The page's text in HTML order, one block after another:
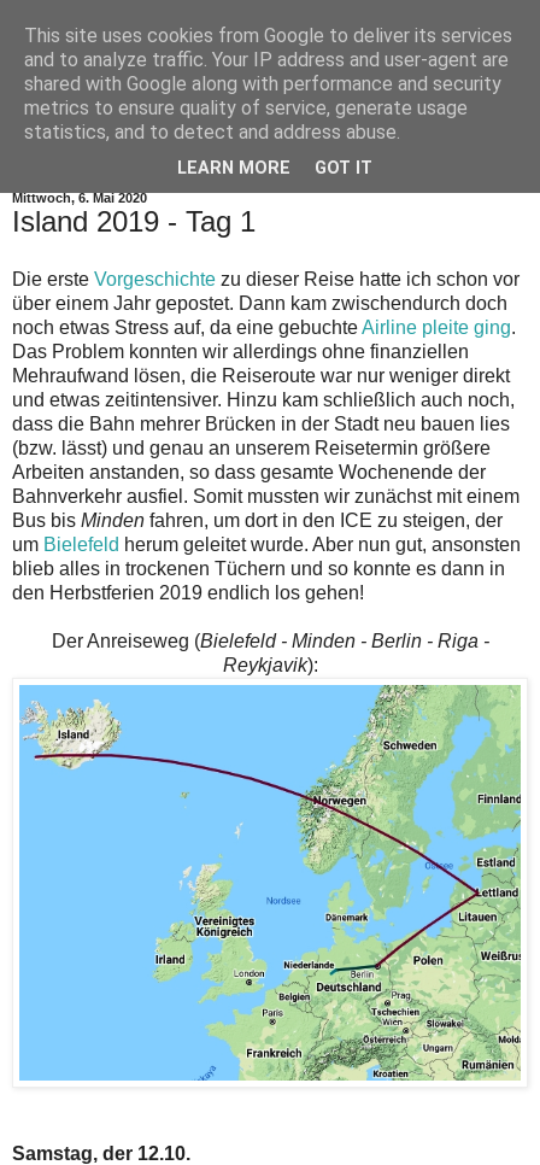
Mittwoch, 6. Mai 2020
Island 2019 - Tag 1
Die erste Vorgeschichte zu dieser Reise hatte ich schon vor
über einem Jahr gepostet. Dann kam zwischendurch doch
noch etwas Stress auf, da eine gebuchteAirline pleite ging.
Das Problem konnten wir allerdings ohne finanziellen
Mehraufwand lösen, die Reiseroute war nur weniger direkt
und etwas zeitintensiver. Hinzu kam schließlich auch noch,
dass die Bahn mehrer Brücken in der Stadt neu bauen lies
(bzw. lässt) und genau an unserem Reisetermin größere
Arbeiten anstanden, so dass gesamte Wochenende der
Bahnverkehr ausfiel. Somit mussten wir zunächst mit einem
Bus bis Minden fahren, um dort in den ICE zu steigen, der
um Bielefeld herum geleitet wurde. Aber nun gut, ansonsten
blieb alles in trockenen Tüchern und so konnte es dann in
den Herbstferien 2019 endlich los gehen!
Der Anreiseweg (Bielefeld - Minden - Berlin - Riga -
Reykjavik):
Samstag, der 12.10.
This site uses cookies from Google to deliver its services
and to analyze traffic. Your IP address and user-agent are
shared with Google along with performance and security
metrics to ensure quality of service, generate usage
statistics, and to detect and address abuse.
LEARN MORE GOT IT